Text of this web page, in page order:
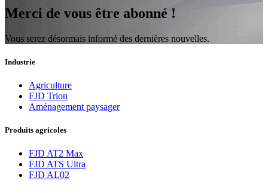
Merci de vous être abonné !
Vous serez désormais informé des dernières nouvelles.
Industrie
Agriculture
FJD Trion
Aménagement paysager
Produits agricoles
FJD AT2 Max
FJD ATS Ultra
FJD AL02